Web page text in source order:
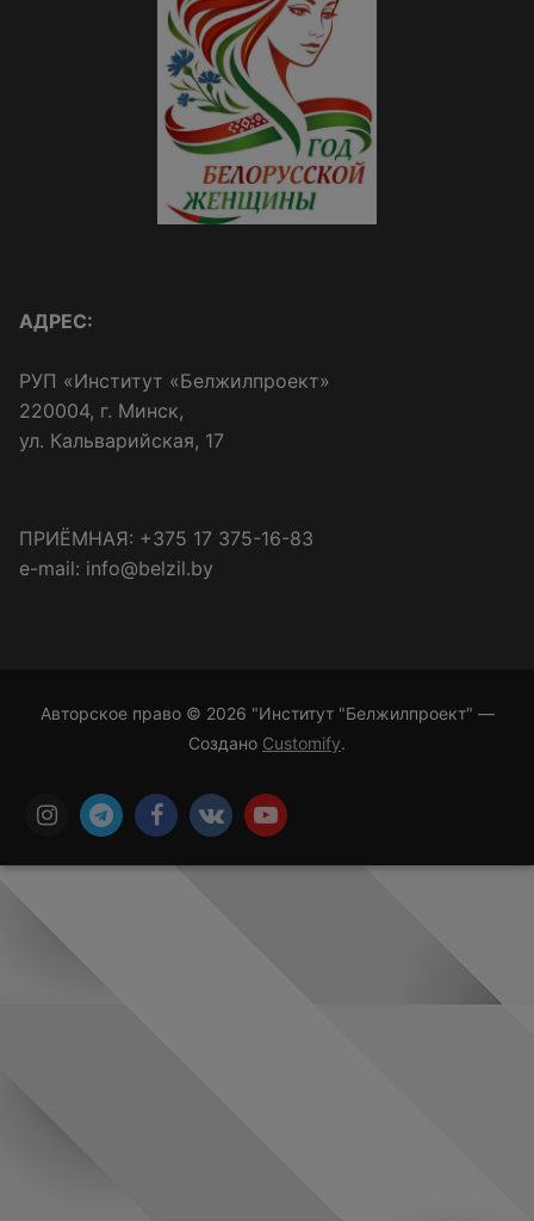
АДРЕС:
РУП «Институт «Белжилпроект»
220004, г. Минск,
ул. Кальварийская, 17
ПРИЁМНАЯ: +375 17 375-16-83
e-mail: info@belzil.by
Авторское право © 2026 "Институт "Белжилпроект" —
Создано Customify.